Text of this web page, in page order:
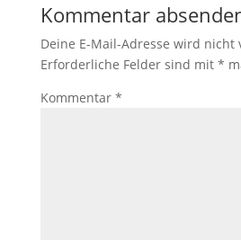
Kommentar
Deine E-Mail-Adresse wird
Erforderliche Felder sind mit *
Kommentar *